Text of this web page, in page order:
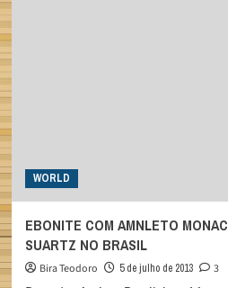
WORLD
EBONITE COM AMNLETO
SUARTZ NO BRASIL
Bira Teodoro 5 de julho de 2013
3